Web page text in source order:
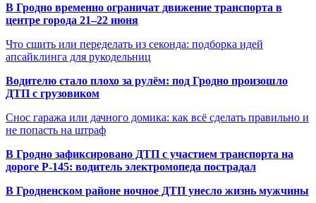
В Гродно временно ограничат движение транспорта в
центре города 21–22 июня
Что сшить или переделать из секонда: подборка идей
апсайклинга для рукодельниц
Водителю стало плохо за рулём: под Гродно произошло
ДТП с грузовиком
Снос гаража или дачного домика: как всё сделать правильно и
не попасть на штраф
В Гродно зафиксировано ДТП с участием транспорта на
дороге Р-145: водитель электромопеда пострадал
В Гродненском районе ночное ДТП унесло жизнь мужчины